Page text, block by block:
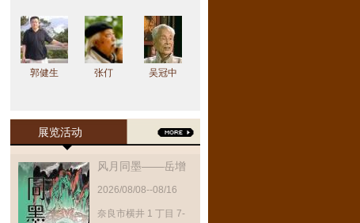
郭健生 张仃 吴冠中
展览活动
风月同墨——岳增
2026/08/08--08/16
奈良市横井 1 丁目 7-